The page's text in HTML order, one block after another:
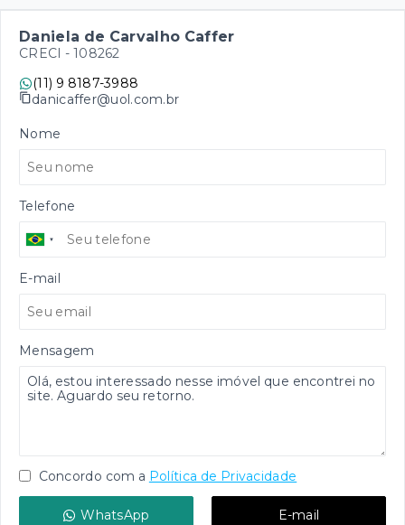
Daniela de Carvalho Caffer
CRECI - 108262
(11) 9 8187-3988
danicaffer@uol.com.br
Nome
Telefone
E-mail
Mensagem
Concordo com a Política de Privacidade
WhatsApp E-mail